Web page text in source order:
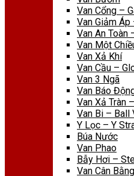
Van Cổng –
Van Giảm
Van An
Van Một
Van Xả Khí
Van Cầu –
Van 3 Ngã
Van Báo
Van Xả Tràn
Van Bi – Ball
Y Lọc – Y
Búa Nước
Van Phao
Bẫy Hơi –
Van Cân